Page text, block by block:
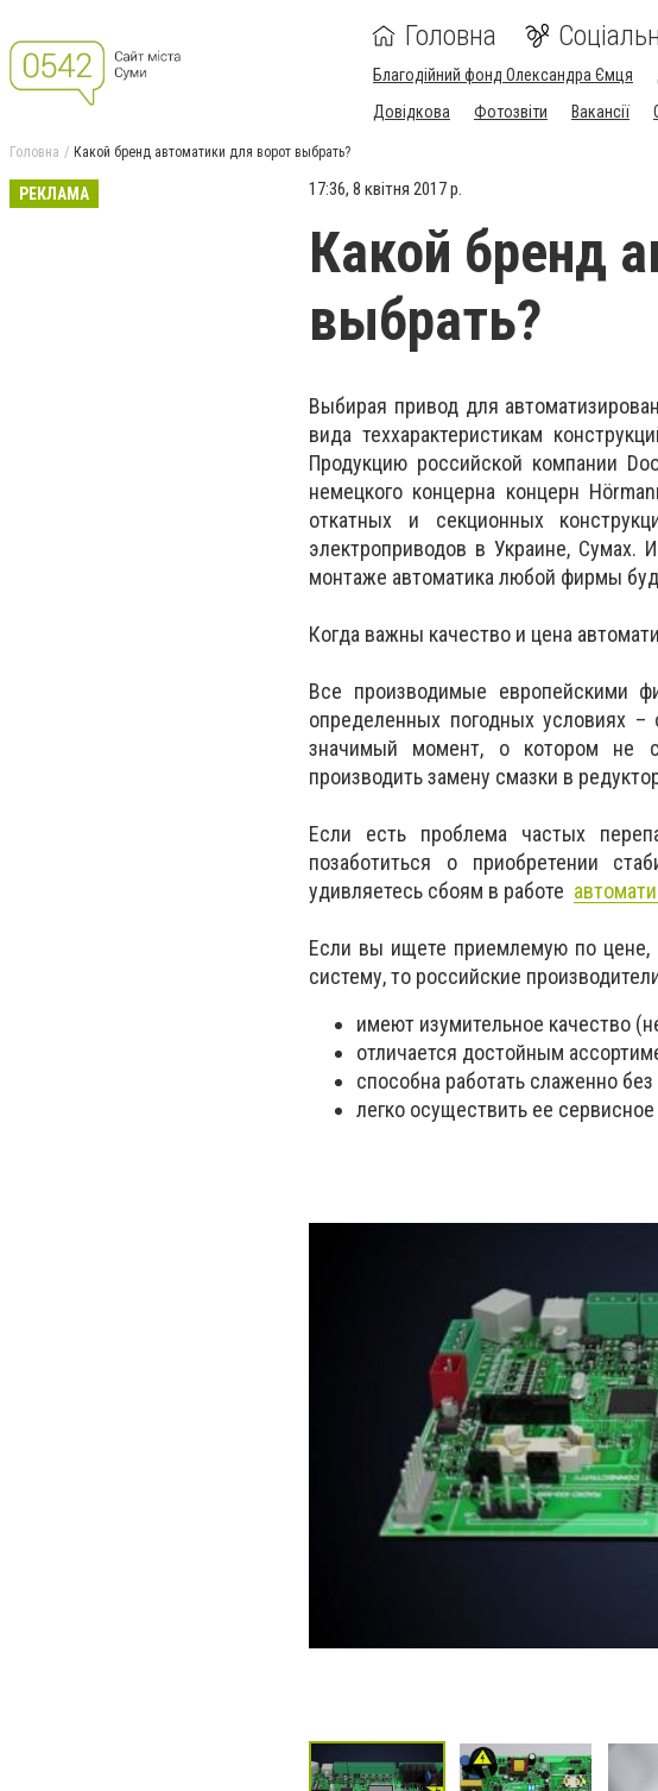
Головна
Благодійний фонд Олександра Ємця
Довідкова
Фотозвіти Вакансії
Головна Какой бренд автоматики для ворот выбрать?
РЕКЛАМА 17:36, 8 квітня 2017 р.
Какой бренд
выбрать?
Выбирая привод для
вида теххарактеристикам
Продукцию российской компании
немецкого концерна концерн
откатных и секционных
электроприводов в Украине, Сумах.
монтаже автоматика любой фирмы
Когда важны качество и цена
Все производимые европейскими
определенных погодных условиях
значимый момент, о котором не
производить замену смазки в
Если есть проблема частых
позаботиться о приобретении
удивляетесь сбоям в работе
Если вы ищете приемлемую по цене,
систему, то российские
имеют изумительное качество
отличается достойным
способна работать слаженно без
легко осуществить ее